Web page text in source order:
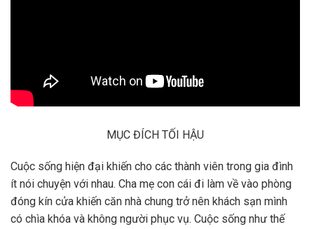
MỤC ĐÍCH TỐI HẬU
Cuộc sống hiện đại khiến cho các thành viên trong gia đình
ít nói chuyện với nhau. Cha mẹ con cái đi làm về vào phòng
đóng kín cửa khiến căn nhà chung trở nên khách sạn mình
có chìa khóa và không người phục vụ. Cuộc sống như thế